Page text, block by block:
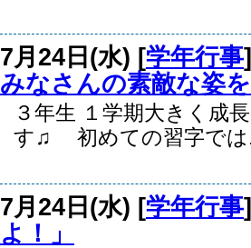
7月24日(水) [学年行事
みなさんの素敵な姿
３年生 １学期大きく成
す♫ 初めての習字では
7月24日(水) [学年行事
よ！」